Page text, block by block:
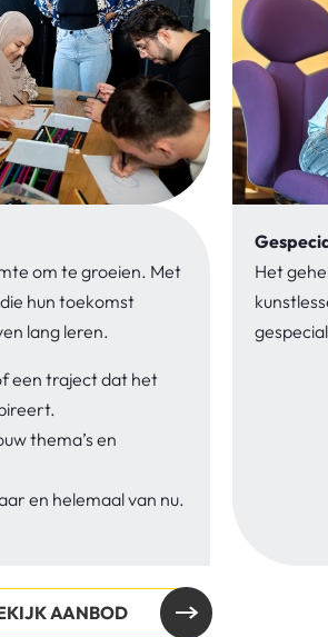
om te groeien. Met
hun toekomst
lang leren.
een traject dat het
thema’s en
en helemaal van nu.
AANBOD
Het